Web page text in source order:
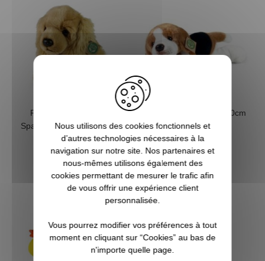
Peluche chien Cocker
Spaniel 28 cm Eco-friendly
20,00 €
Peluche chien Beagle 30cm
Eco-friendly
20,00 €
Nous utilisons des cookies fonctionnels et
d’autres technologies nécessaires à la
navigation sur notre site. Nos partenaires et
nous-mêmes utilisons également des
cookies permettant de mesurer le trafic afin
de vous offrir une expérience client
personnalisée.
Vous pourrez modifier vos préférences à tout
moment en cliquant sur “Cookies” au bas de
n'importe quelle page.